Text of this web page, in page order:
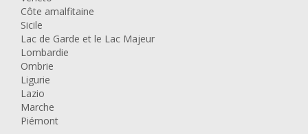
Côte amalfitaine
Sicile
Lac de Garde et le Lac Majeur
Lombardie
Ombrie
Ligurie
Lazio
Marche
Piémont